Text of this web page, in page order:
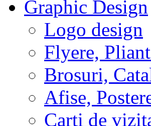
Graphic Design
Logo design
Flyere,
Brosuri,
Afise,
Carti de